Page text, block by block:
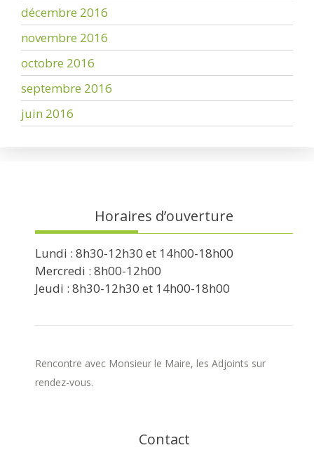
décembre 2016
novembre 2016
octobre 2016
septembre 2016
juin 2016
Horaires d’ouverture
Lundi : 8h30-12h30 et 14h00-18h00
Mercredi : 8h00-12h00
Jeudi : 8h30-12h30 et 14h00-18h00
Rencontre avec Monsieur le Maire, les Adjoints sur
rendez-vous.
Contact